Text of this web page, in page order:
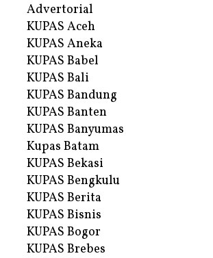
Advertorial
KUPAS Aceh
KUPAS Aneka
KUPAS Babel
KUPAS Bali
KUPAS Bandung
KUPAS Banten
KUPAS Banyumas
Kupas Batam
KUPAS Bekasi
KUPAS Bengkulu
KUPAS Berita
KUPAS Bisnis
KUPAS Bogor
KUPAS Brebes